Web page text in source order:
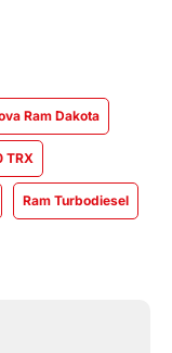
Ram Dakota
TRX
Ram Turbodiesel